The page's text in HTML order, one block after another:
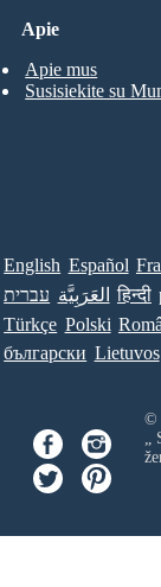
Apie
Apie mus
Susisiekite su
English Español
עברית العَرَبِيَّة हिन्दी
Türkçe Polski
български Lietuvos
©
„